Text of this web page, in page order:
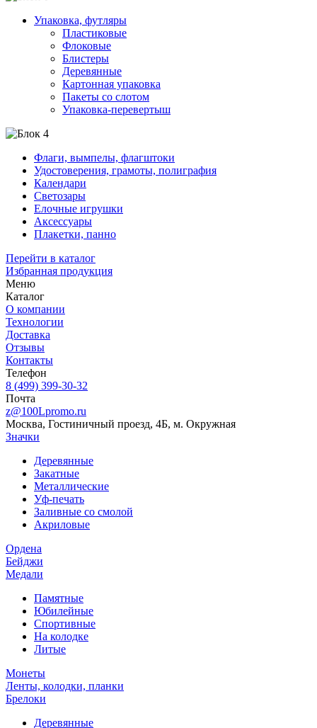
Упаковка, футляры
Пластиковые
Флоковые
Блистеры
Деревянные
Картонная упаковка
Пакеты со слотом
Упаковка-перевертыш
Флаги, вымпелы, флагштоки
Удостоверения, грамоты, полиграфия
Календари
Светозары
Елочные игрушки
Аксессуары
Плакетки, панно
Перейти в каталог
Избранная продукция
Меню
Каталог
О компании
Технологии
Доставка
Отзывы
Контакты
Телефон
8 (499) 399-30-32
Почта
z@100Lpromo.ru
Москва, Гостиничный проезд, 4Б, м. Окружная
Значки
Деревянные
Закатные
Металлические
Уф-печать
Заливные со смолой
Акриловые
Ордена
Бейджи
Медали
Памятные
Юбилейные
Спортивные
На колодке
Литые
Монеты
Ленты, колодки, планки
Брелоки
Деревянные